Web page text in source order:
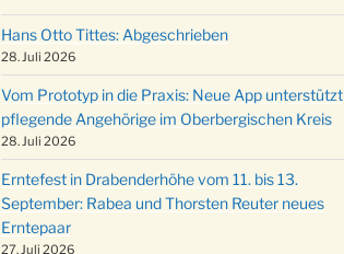
Hans Otto Tittes: Abgeschrieben
28. Juli 2026
Vom Prototyp in die Praxis: Neue App unterstützt
pflegende Angehörige im Oberbergischen Kreis
28. Juli 2026
Erntefest in Drabenderhöhe vom 11. bis 13.
September: Rabea und Thorsten Reuter neues
Erntepaar
27. Juli 2026